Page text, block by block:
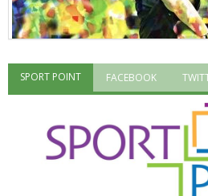
"Superare gli ostacoli": la relazione di
SPORT POINT FACEBOOK